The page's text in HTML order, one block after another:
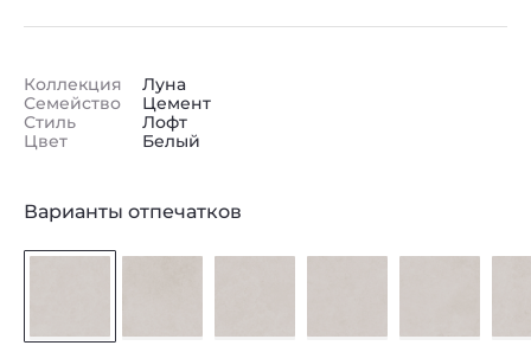
Коллекция
Семейство
Стиль
Цвет
Луна
Цемент
Лофт
Белый
Варианты отпечатков